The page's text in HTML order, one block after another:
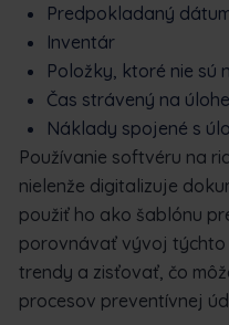
Predpokladaný
Inventár
Položky, ktoré nie sú
Čas strávený na úlohe
Náklady spojené s
Používanie softvéru na
nielenže digitalizuje
použiť ho ako šablónu
porovnávať vývoj
trendy a zisťovať, čo
procesov preventívnej